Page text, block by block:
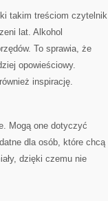
takim treściom czytelnik
lat. Alkohol
To sprawia, że
opowieściowy.
inspirację.
Mogą one dotyczyć
dla osób, które chcą
dzięki czemu nie